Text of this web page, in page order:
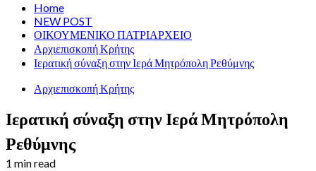
Home
NEW POST
ΟΙΚΟΥΜΕΝΙΚΟ ΠΑΤΡΙΑΡΧΕΙΟ
Αρχιεπισκοπή Κρήτης
Ιερατική σύναξη στην Ιερά Μητρόπολη Ρεθύμνης
Αρχιεπισκοπή Κρήτης
Ιερατική σύναξη στην Ιερά Μητρόπολη
Ρεθύμνης
1 min read